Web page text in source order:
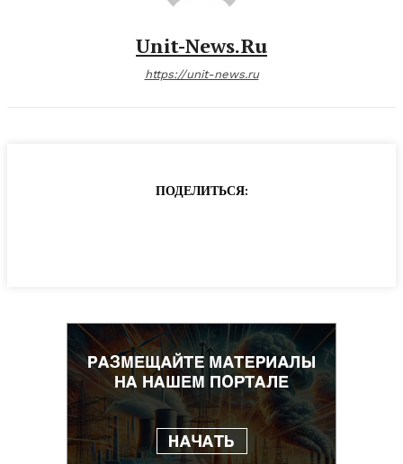
Unit-News.ru
https://unit-news.ru
ПОДЕЛИТЬСЯ: